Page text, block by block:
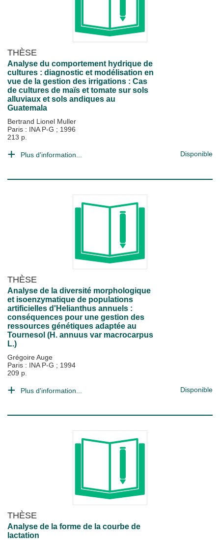
THÈSE
Analyse du comportement hydrique de
cultures : diagnostic et modélisation en
vue de la gestion des irrigations : Cas
de cultures de maïs et tomate sur sols
alluviaux et sols andiques au
Guatemala
Bertrand Lionel Muller
Paris : INA P-G ; 1996
213 p.
Plus d'information... Disponible
THÈSE
Analyse de la diversité morphologique
et isoenzymatique de populations
artificielles d'Helianthus annuels :
conséquences pour une gestion des
ressources génétiques adaptée au
Tournesol (H. annuus var macrocarpus
L.)
Grégoire Auge
Paris : INA P-G ; 1994
209 p.
Plus d'information... Disponible
THÈSE
Analyse de la forme de la courbe de
lactation